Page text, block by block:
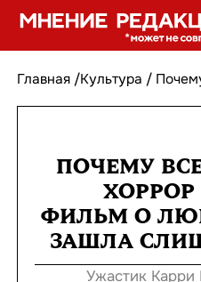
Главная /Культура /
ПОЧЕМУ
ХОРРОР
ФИЛЬМ О
ЗАШЛА
Ужастик Карри